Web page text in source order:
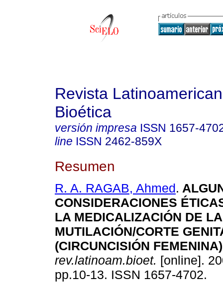
Revista
Bioética
versión impresa ISSN 1657-
line ISSN 2462-859X
Resumen
R. A. RAGAB, Ahmed.
CONSIDERACIONES
LA MEDICALIZACIÓN DE LA
MUTILACIÓN/CORTE
(CIRCUNCISIÓN FEMENINA)
rev.latinoam.bioet. [online].
pp.10-13. ISSN 1657-4702.